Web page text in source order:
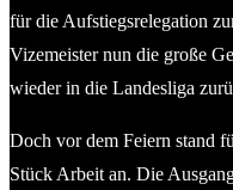
für die Aufstiegsrelegation
Vizemeister nun die große
wieder in die Landesliga
Doch vor dem Feiern stand
Stück Arbeit an. Die